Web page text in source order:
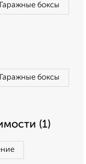
Гаражные боксы
Гаражные боксы
(1)